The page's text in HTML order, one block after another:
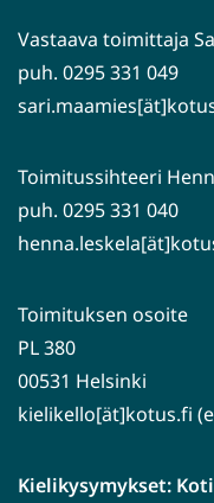
Vastaava toimittaja
puh. 0295 331 049
Toimitussihteeri
puh. 0295 331 040
Toimituksen osoite
PL 380
00531 Helsinki
kielikello[ät]kotus.fi
Kielikysymykset: